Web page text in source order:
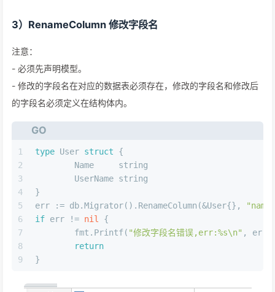
3）RenameColumn 修改字段名
注意：
- 必须先声明模型。
- 修改的字段名在对应的数据表必须存在，修改的字段名和修改后
的字段名必须定义在结构体内。
GO
1
2
3
4
5
6
7
8
9
type User struct {
	Name
string
	UserName
string
}
err := db.Migrator().RenameColumn(&User{},
"name"
if err != nil
{
	fmt.Printf(
"修改字段名错误,err:%s\n" , err)
return
}